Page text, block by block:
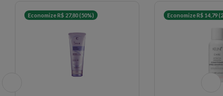
Economize R$ 27,80 (50%) Economize R$ 14,79